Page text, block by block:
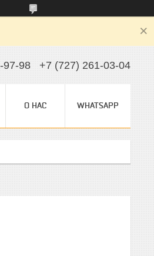
97-98 +7 (727) 261-03-04
О НАС WHATSAPP